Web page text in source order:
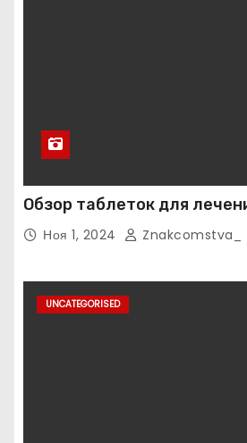
Обзор таблеток для
Ноя 1, 2024 Znakcomstva_
UNCATEGORISED